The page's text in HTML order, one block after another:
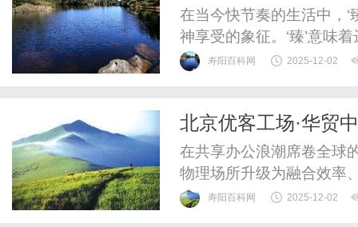
在当今快节奏的生活中，
神享受的象征。‘臻’意味
起，‘臻逸’不仅体现了对
精神上的自由与安逸。它
寿阳百科网 2025-12-02
北京优客工场·华贸
在共享办公浪潮席卷全球
物理场所升级为融合效率
工场·华贸中心凭借其独
寿阳百科网 2025-12-02